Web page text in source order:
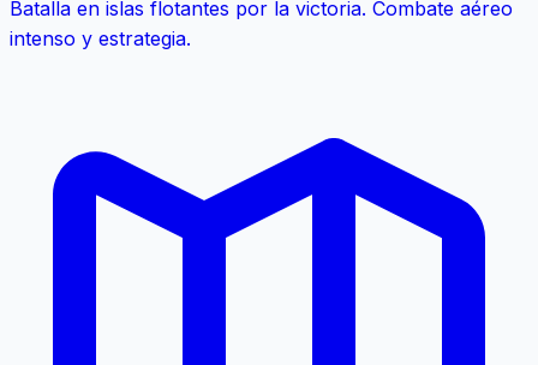
Batalla en islas flotantes por la victoria. Combate aéreo
intenso y estrategia.